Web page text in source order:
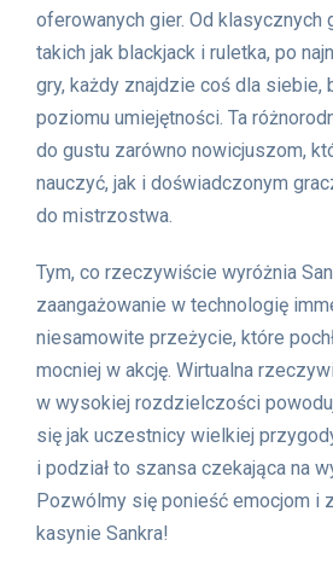
oferowanych gier. Od klasycznych
takich jak blackjack i ruletka, po
gry, każdy znajdzie coś dla siebie,
poziomu umiejętności. Ta
do gustu zarówno nowicjuszom,
nauczyć, jak i doświadczonym
do mistrzostwa.
Tym, co rzeczywiście wyróżnia
zaangażowanie w technologię
niesamowite przeżycie, które
mocniej w akcję. Wirtualna
w wysokiej rozdzielczości
się jak uczestnicy wielkiej
i podział to szansa czekająca na
Pozwólmy się ponieść emocjom i
kasynie Sankra!